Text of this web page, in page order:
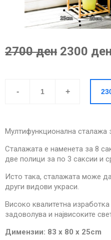
2700 ден 2300 ден
-
Цвеќе
8
+
Мултифункционална сталажа
Сталажата е наменета за 8
две полици за по 3 саксии и
Исто така, сталажата може
други видови украси.
Високо квалитетна
задоволува и највисоките
Димензии: 83 x 80 x 25cm